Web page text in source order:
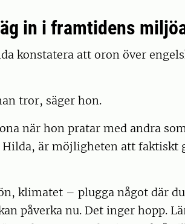
in i framtidens
konstatera att oron över
tror, säger hon.
när hon pratar med andra
är möjligheten att faktiskt
klimatet – plugga något där
påverka nu. Det inger hopp.